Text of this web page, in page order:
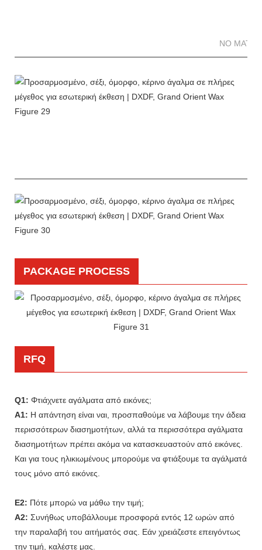
NO
PACKAGE PROCESS
RFQ
Q1: Φτιάχνετε αγάλματα από εικόνες;
A1: Η απάντηση είναι ναι, προσπαθούμε να λάβουμε την άδεια
περισσότερων διασημοτήτων, αλλά τα περισσότερα αγάλματα
διασημοτήτων πρέπει ακόμα να κατασκευαστούν από εικόνες.
Και για τους ηλικιωμένους μπορούμε να φτιάξουμε τα αγάλματά
τους μόνο από εικόνες.
Ε2: Πότε μπορώ να μάθω την τιμή;
A2: Συνήθως υποβάλλουμε προσφορά εντός 12 ωρών από
την παραλαβή του αιτήματός σας. Εάν χρειάζεστε επειγόντως
την τιμή, καλέστε μας.